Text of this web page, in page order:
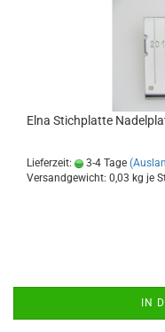
Elna Stichplatte
Lieferzeit: 3-4 Tage
Versandgewicht: 0,03 kg je
IN